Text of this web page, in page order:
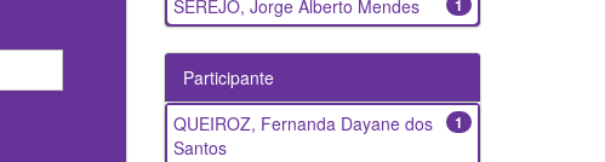
1
SEREJO, Jorge Alberto Mendes
Participante
1
QUEIROZ, Fernanda Dayane dos
Santos